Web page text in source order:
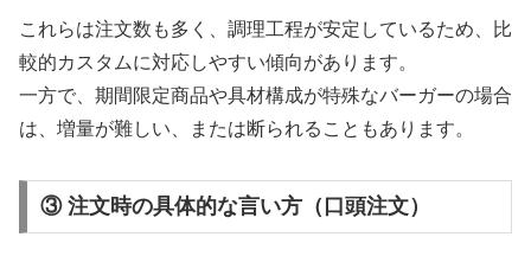
これらは注文数も多く、調理工程が安定しているため、比
較的カスタムに対応しやすい傾向があります。
一方で、期間限定商品や具材構成が特殊なバーガーの場合
は、増量が難しい、または断られることもあります。
③ 注文時の具体的な言い方（口頭注文）